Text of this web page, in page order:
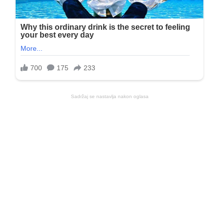
Sadržaj se nastavlja nakon oglasa